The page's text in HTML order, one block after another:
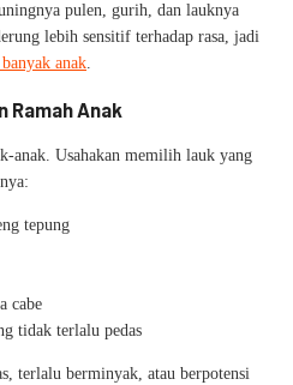
pulen, gurih, dan lauknya
lebih sensitif terhadap rasa, jadi
anak.
Ramah Anak
anak. Usahakan memilih lauk yang
tepung
cabe
tidak terlalu pedas
terlalu berminyak, atau berpotensi